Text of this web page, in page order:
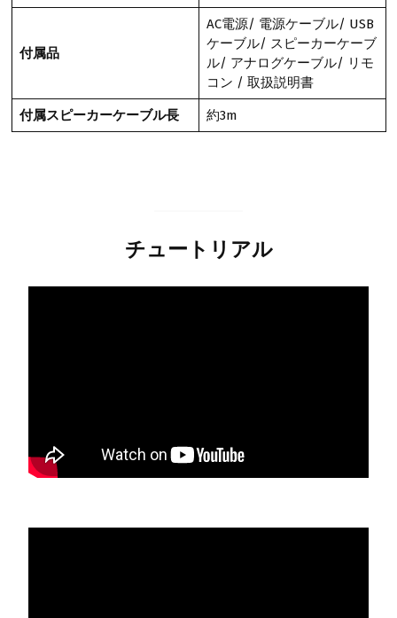
付属品
AC電源/ 電源ケーブル/ USB
ケーブル/ スピーカーケーブ
ル/ アナログケーブル/ リモ
コン / 取扱説明書
付属スピーカーケーブル長 約3m
チュートリアル